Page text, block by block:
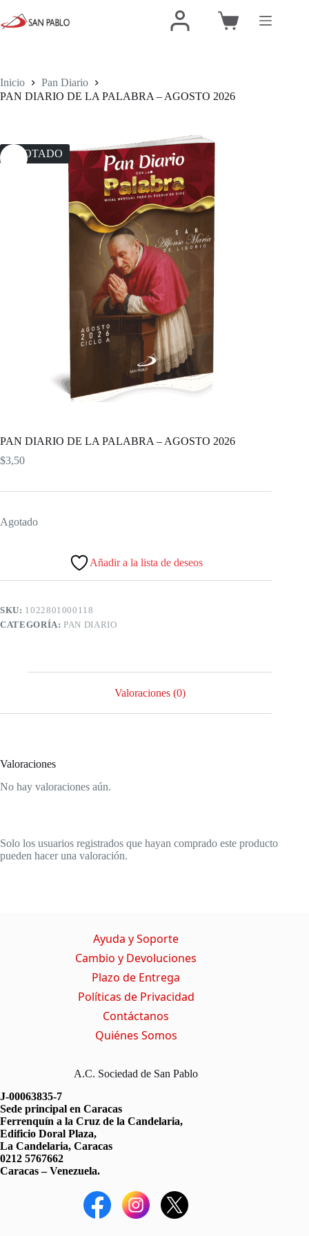
Inicio
Pan Diario
PAN DIARIO DE LA PALABRA – AGOSTO 2026
AGOTADO
PAN DIARIO DE LA PALABRA – AGOSTO 2026
$3,50
Agotado
Añadir a la lista de deseos
SKU: 1022801000118
CATEGORÍA:PAN DIARIO
Valoraciones (0)
Valoraciones
No hay valoraciones aún.
Solo los usuarios registrados que hayan comprado este producto
pueden hacer una valoración.
Ayuda y Soporte
Cambio y Devoluciones
Plazo de Entrega
Políticas de Privacidad
Contáctanos
Quiénes Somos
A.C. Sociedad de San Pablo
J-00063835-7
Sede principal en Caracas
Ferrenquín a la Cruz de la Candelaria,
Edificio Doral Plaza,
La Candelaria, Caracas
0212 5767662
Caracas – Venezuela.